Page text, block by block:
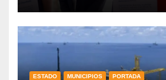
ESTADO MUNICIPIOS PORTADA